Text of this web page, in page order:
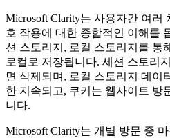
Microsoft Clarity는 사용자간 여러
호 작용에 대한 종합적인 이해를
션 스토리지, 로컬 스토리지를 통
로컬로 저장됩니다. 세션 스토리
면 삭제되며, 로컬 스토리지 데이
한 지속되고, 쿠키는 웹사이트 방
니다.
Microsoft Clarity는 개별 방문 중